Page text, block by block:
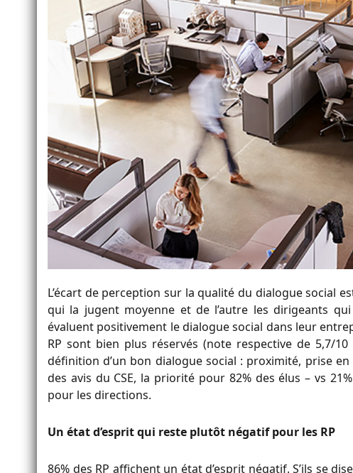
L’écart de perception sur la qualité du dialogue social
qui la jugent moyenne et de l’autre les dirigeants
évaluent positivement le dialogue social dans leur
RP sont bien plus réservés (note respective de 5,7/
définition d’un bon dialogue social : proximité, prise
des avis du CSE, la priorité pour 82% des élus – vs
pour les directions.
Un état d’esprit qui reste plutôt négatif pour les RP
86% des RP affichent un état d’esprit négatif. S’ils se